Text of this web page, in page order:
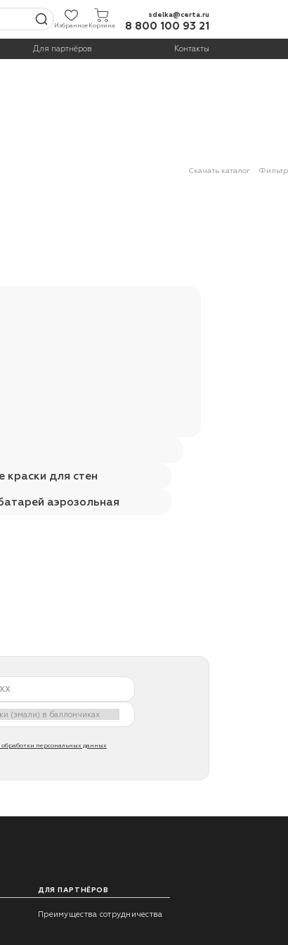
ИзбранноеКорзина
sdelka@certa.ru
8 800 100 93 21
Для партнёров Контакты
Скачать каталог Фильтр
краски для стен
аэрозольная
персональных данных
ДЛЯ ПАРТНЁРОВ
Преимущества сотрудничества